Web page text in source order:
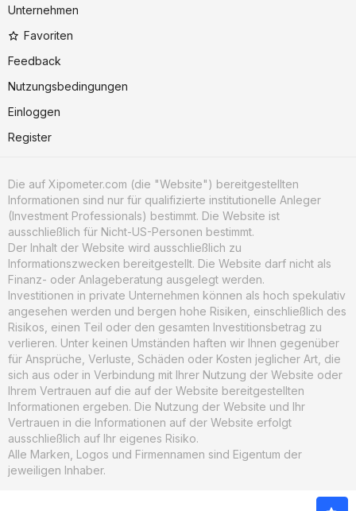
Unternehmen
Favoriten
Feedback
Nutzungsbedingungen
Einloggen
Register
Die auf Xipometer.com (die "Website") bereitgestellten
Informationen sind nur für qualifizierte institutionelle Anleger
(Investment Professionals) bestimmt. Die Website ist
ausschließlich für Nicht-US-Personen bestimmt.
Der Inhalt der Website wird ausschließlich zu
Informationszwecken bereitgestellt. Die Website darf nicht als
Finanz- oder Anlageberatung ausgelegt werden.
Investitionen in private Unternehmen können als hoch spekulativ
angesehen werden und bergen hohe Risiken, einschließlich des
Risikos, einen Teil oder den gesamten Investitionsbetrag zu
verlieren. Unter keinen Umständen haften wir Ihnen gegenüber
für Ansprüche, Verluste, Schäden oder Kosten jeglicher Art, die
sich aus oder in Verbindung mit Ihrer Nutzung der Website oder
Ihrem Vertrauen auf die auf der Website bereitgestellten
Informationen ergeben. Die Nutzung der Website und Ihr
Vertrauen in die Informationen auf der Website erfolgt
ausschließlich auf Ihr eigenes Risiko.
Alle Marken, Logos und Firmennamen sind Eigentum der
jeweiligen Inhaber.